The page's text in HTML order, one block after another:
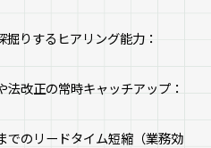
りするヒアリング能力：
改正の常時キャッチアップ：
でのリードタイム短縮（業務効